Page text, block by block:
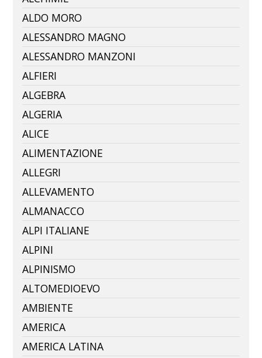
ALDO MORO
ALESSANDRO MAGNO
ALESSANDRO MANZONI
ALFIERI
ALGEBRA
ALGERIA
ALICE
ALIMENTAZIONE
ALLEGRI
ALLEVAMENTO
ALMANACCO
ALPI ITALIANE
ALPINI
ALPINISMO
ALTOMEDIOEVO
AMBIENTE
AMERICA
AMERICA LATINA